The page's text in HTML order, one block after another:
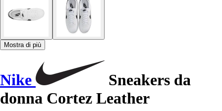
Mostra di più
Nike
Sneakers da
donna Cortez Leather